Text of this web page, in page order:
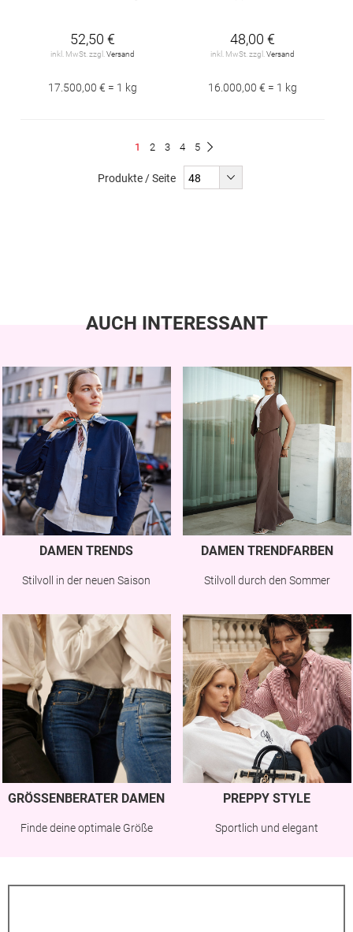
52,50 €
inkl. MwSt. zzgl. Versand
17.500,00 € = 1 kg
48,00 €
inkl. MwSt. zzgl. Versand
16.000,00 € = 1 kg
Du
1 Seite
2 Seite
3 Seite
4 Seite
5
Produkte / Seite
AUCH INTERESSANT
DAMEN TRENDS
Stilvoll in der neuen Saison
DAMEN TRENDFARBEN
Stilvoll durch den Sommer
GRÖSSENBERATER DAMEN
Finde deine optimale Größe
PREPPY STYLE
Sportlich und elegant